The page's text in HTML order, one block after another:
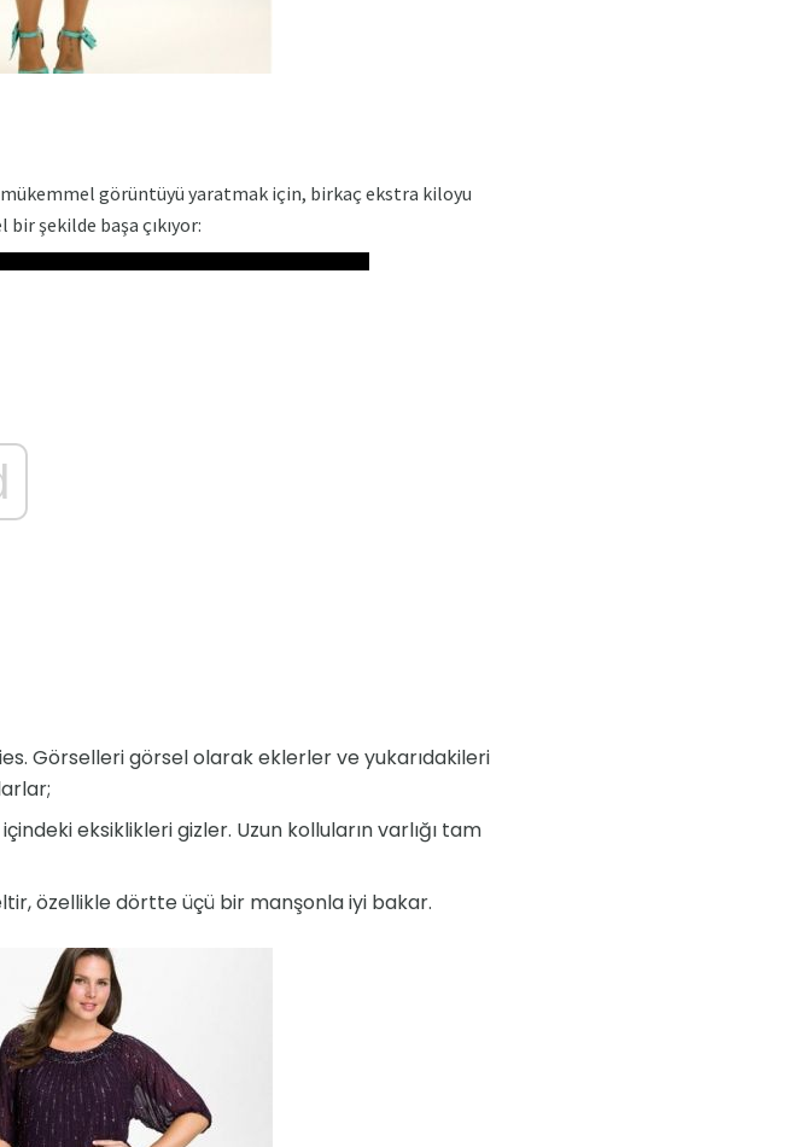
görüntüyü yaratmak için, birkaç ekstra kiloyu
şekilde başa çıkıyor:
Görselleri görsel olarak eklerler ve yukarıdakileri
eksiklikleri gizler. Uzun kolluların varlığı tam
özellikle dörtte üçü bir manşonla iyi bakar.